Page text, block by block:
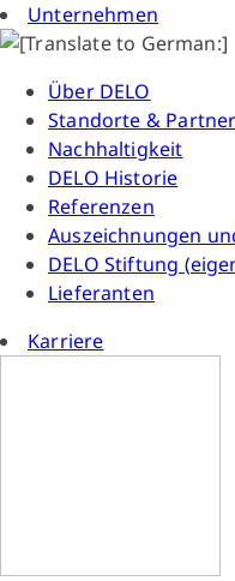
Unternehmen
Über DELO
Standorte & Partner
Nachhaltigkeit
DELO Historie
Referenzen
Auszeichnungen
DELO Stiftung
Lieferanten
Karriere